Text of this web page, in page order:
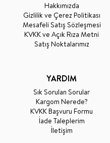
Hakkımızda
Gizlilik ve Çerez Politikası
Mesafeli Satış Sözleşmesi
KVKK ve Açık Rıza Metni
Satış Noktalarımız
YARDIM
Sık Sorulan Sorular
Kargom Nerede?
KVKK Başvuru Formu
İade Taleplerim
İletişim